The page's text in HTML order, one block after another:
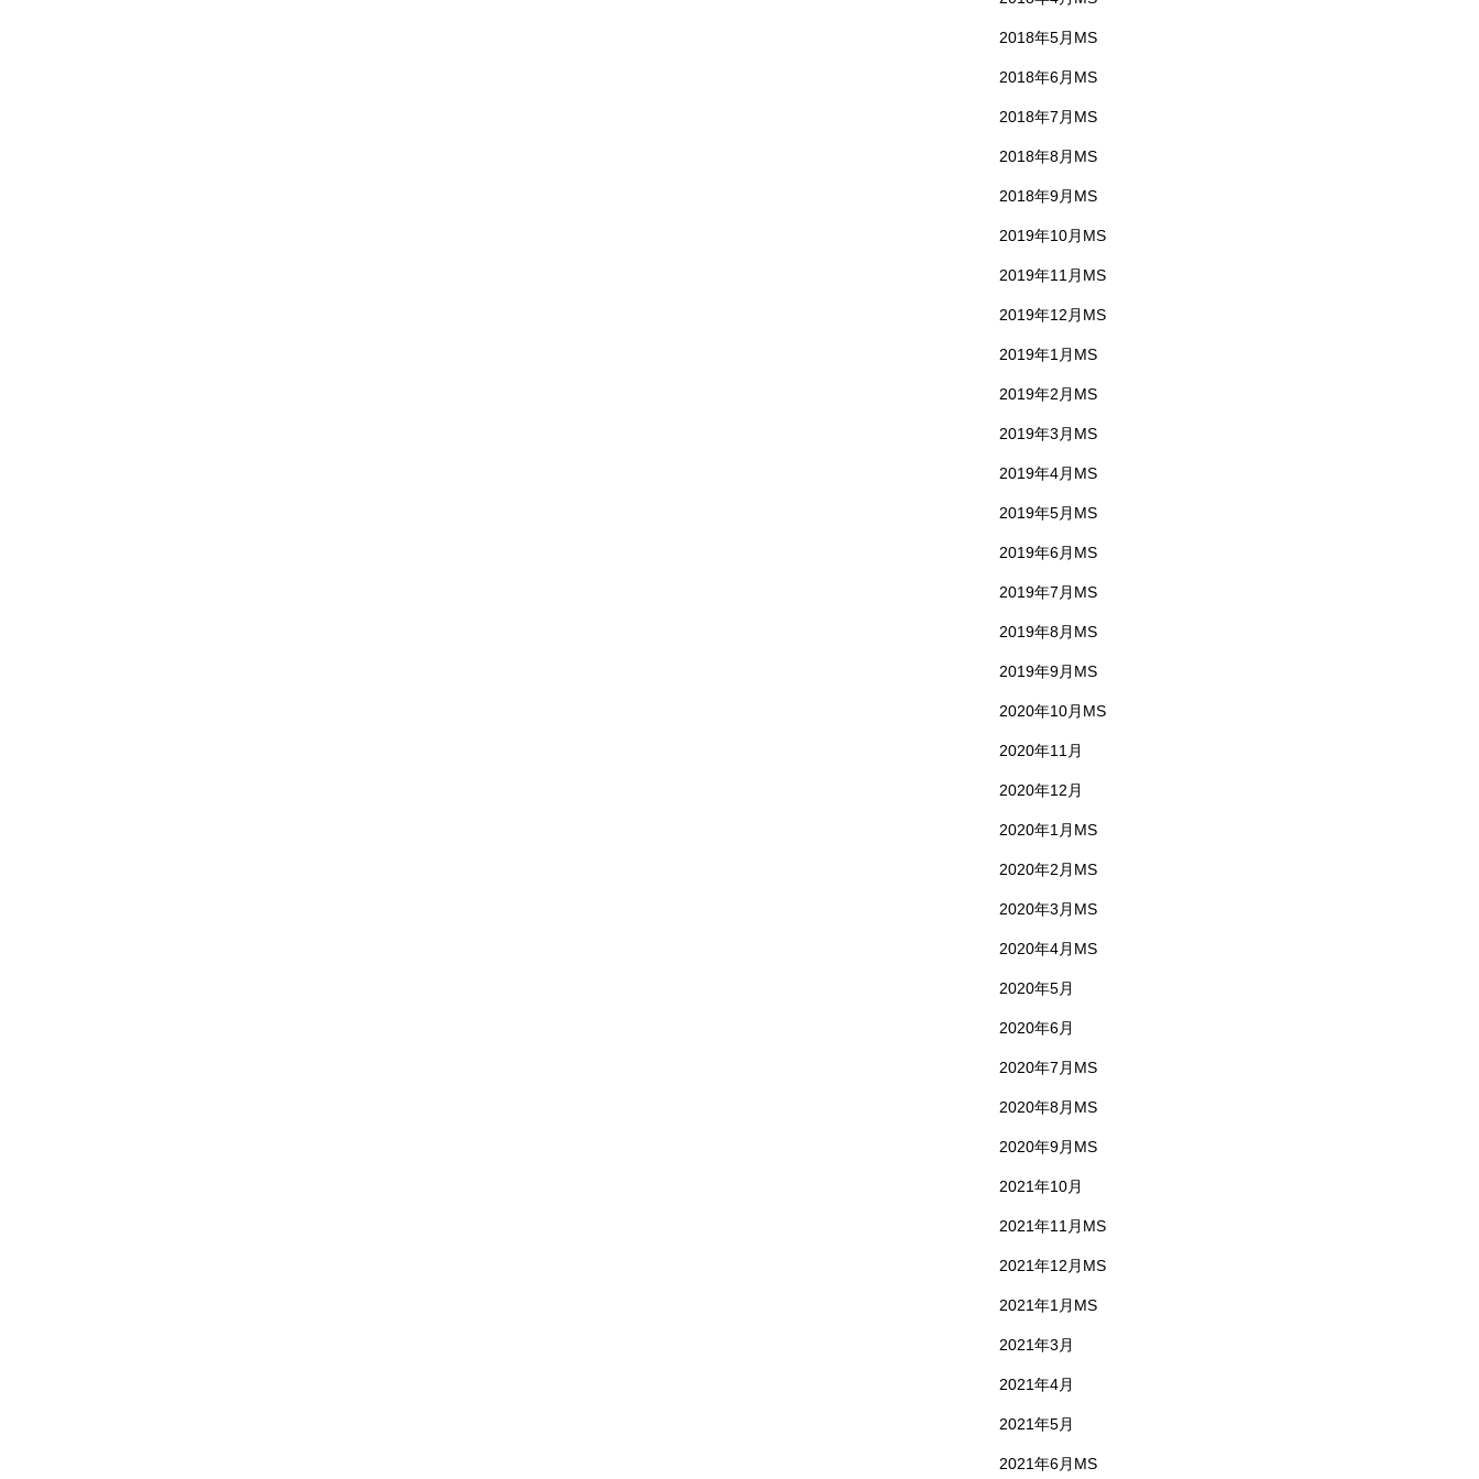
2018年5月MS
2018年6月MS
2018年7月MS
2018年8月MS
2018年9月MS
2019年10月MS
2019年11月MS
2019年12月MS
2019年1月MS
2019年2月MS
2019年3月MS
2019年4月MS
2019年5月MS
2019年6月MS
2019年7月MS
2019年8月MS
2019年9月MS
2020年10月MS
2020年11月
2020年12月
2020年1月MS
2020年2月MS
2020年3月MS
2020年4月MS
2020年5月
2020年6月
2020年7月MS
2020年8月MS
2020年9月MS
2021年10月
2021年11月MS
2021年12月MS
2021年1月MS
2021年3月
2021年4月
2021年5月
2021年6月MS